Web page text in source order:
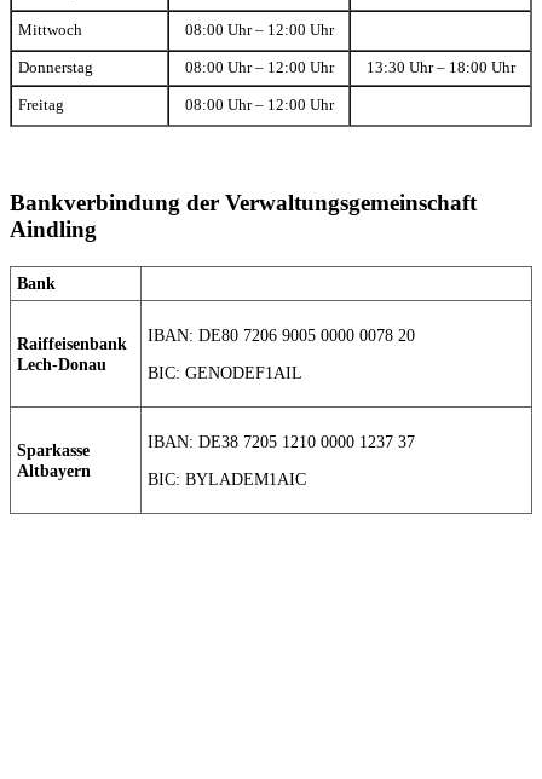
Mittwoch 08:00 Uhr – 12:00 Uhr
Donnerstag 08:00 Uhr – 12:00 Uhr 13:30 Uhr – 18:00 Uhr
Freitag 08:00 Uhr – 12:00 Uhr
Bankverbindung der Verwaltungsgemeinschaft
Aindling
Bank
Raiffeisenbank
Lech-Donau
IBAN: DE80 7206 9005 0000 0078 20
BIC: GENODEF1AIL
Sparkasse
Altbayern
IBAN: DE38 7205 1210 0000 1237 37
BIC: BYLADEM1AIC